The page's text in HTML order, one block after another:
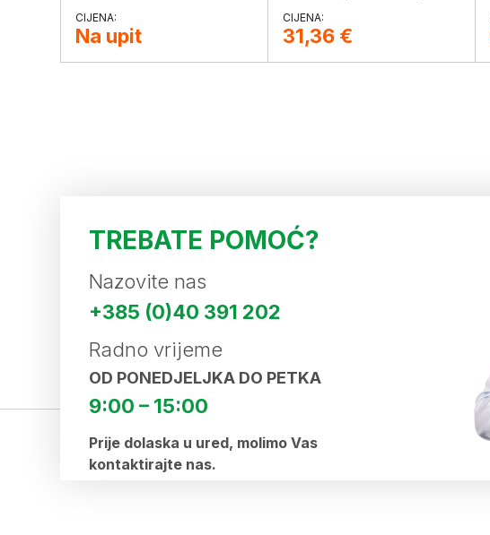
Na upit
Zadovoljava EN13485 standard
31,36 €
TREBATE POMOĆ?
Nazovite nas
+385 (0)40 391 202
Radno vrijeme
OD PONEDJELJKA DO PETKA
9:00 – 15:00
Prije dolaska u ured, molimo Vas
kontaktirajte nas.